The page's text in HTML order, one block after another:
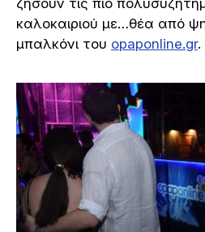
ζήσουν τις πιο
καλοκαιριού με…θέα από
μπαλκόνι του opaponline.gr.